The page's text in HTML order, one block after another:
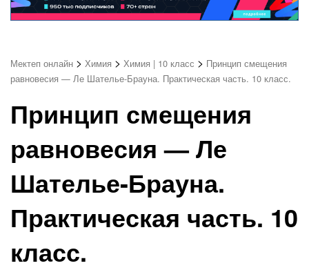
Мектеп онлайн > Химия > Химия | 10 класс > Принцип смещения
равновесия — Ле Шателье-Брауна. Практическая часть. 10 класс.
Принцип смещения
равновесия — Ле
Шателье-Брауна.
Практическая часть. 10
класс.